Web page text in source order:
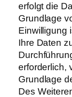
erfolgt die
Grundlage
Einwilligung
Ihre Daten
erforderlich,
Grundlage
Des